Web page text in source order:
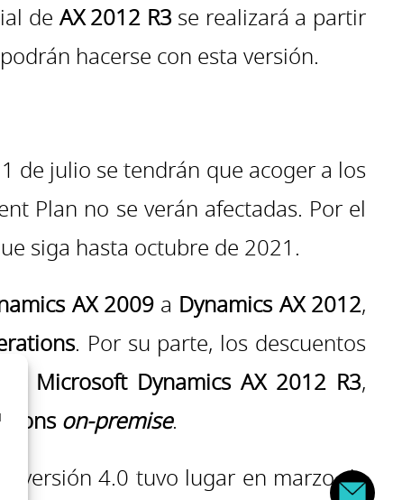
de AX 2012 R3 se realizará a partir
hacerse con esta versión.
de julio se tendrán que acoger a los
Plan no se verán afectadas. Por el
siga hasta octubre de 2021.
AX 2009a Dynamics AX 2012,
. Por su parte, los descuentos
Microsoft Dynamics AX 2012 R3,
on-premise.
versión 4.0 tuvo lugar en marzo de